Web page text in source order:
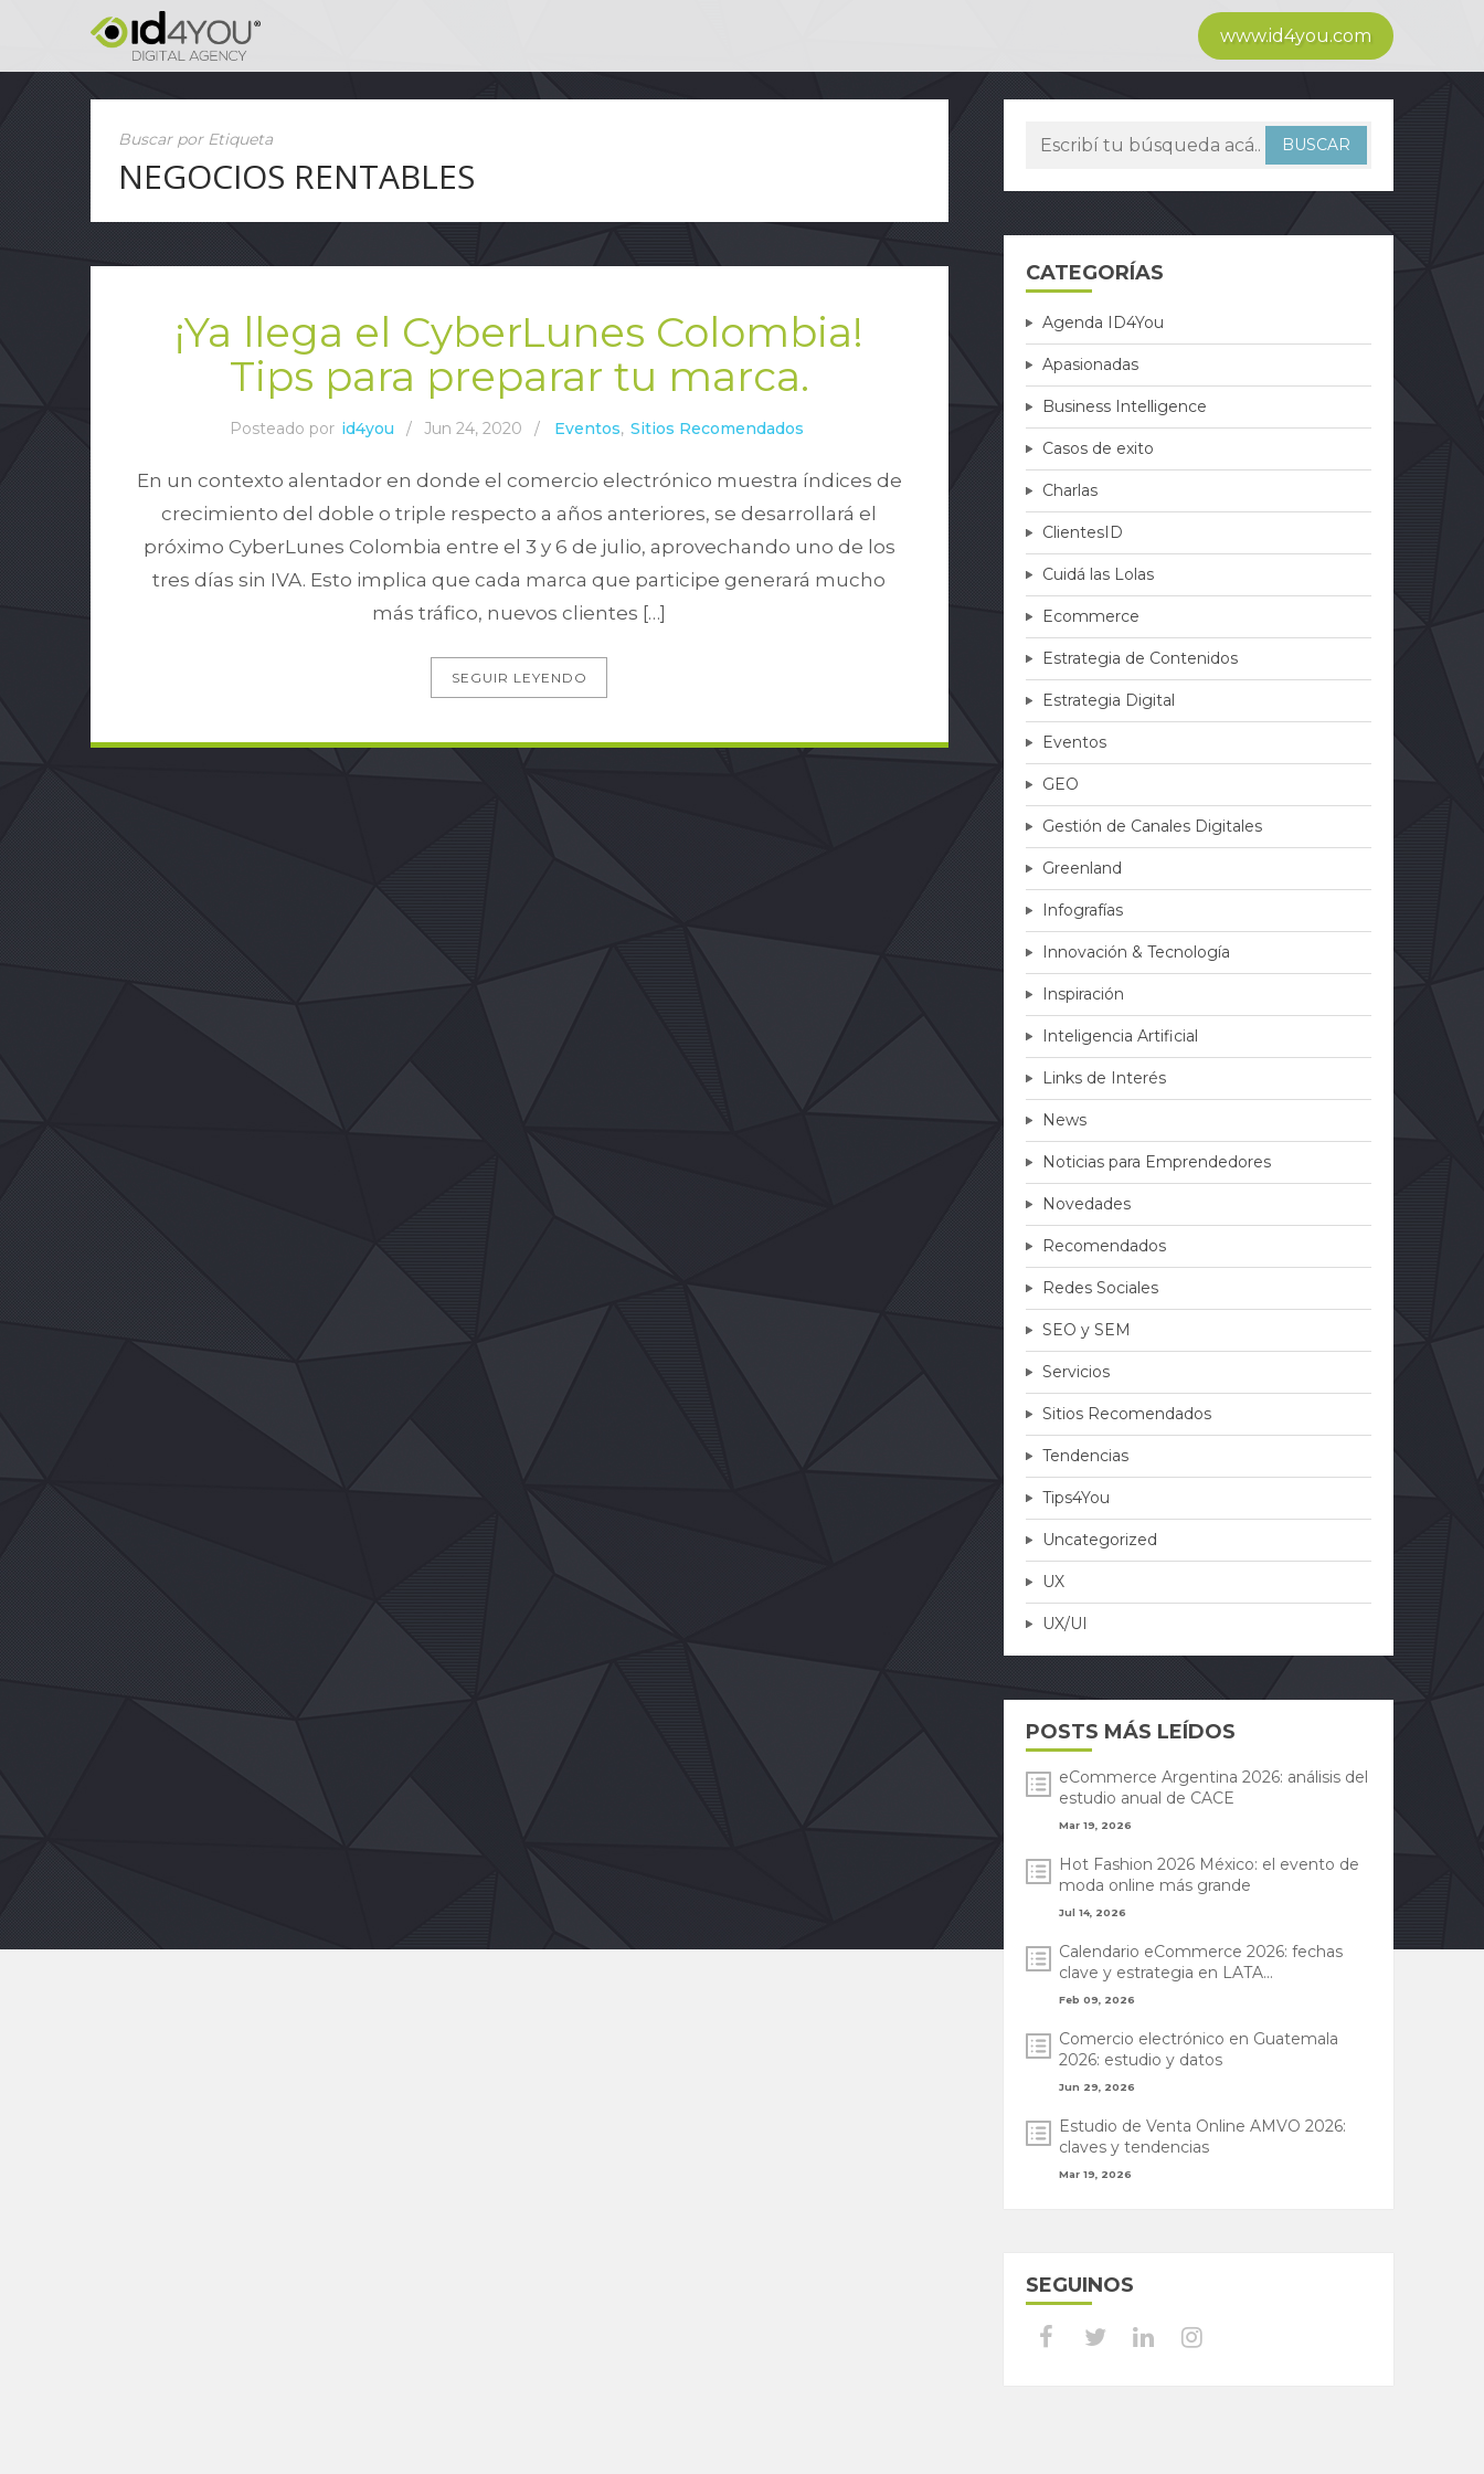
www.id4you.com
Buscar por Etiqueta
NEGOCIOS RENTABLES
¡Ya llega el CyberLunes Colombia!
Tips para preparar tu marca.
Posteado por id4you / Jun 24, 2020 / Eventos, Sitios Recomendados
En un contexto alentador en donde el comercio electrónico muestra índices de
crecimiento del doble o triple respecto a años anteriores, se desarrollará el
próximo CyberLunes Colombia entre el 3 y 6 de julio, aprovechando uno de los
tres días sin IVA. Esto implica que cada marca que participe generará mucho
más tráfico, nuevos clientes […]
SEGUIR LEYENDO
CATEGORÍAS
Agenda ID4You
Apasionadas
Business Intelligence
Casos de exito
Charlas
ClientesID
Cuidá las Lolas
Ecommerce
Estrategia de Contenidos
Estrategia Digital
Eventos
GEO
Gestión de Canales Digitales
Greenland
Infografías
Innovación & Tecnología
Inspiración
Inteligencia Artificial
Links de Interés
News
Noticias para Emprendedores
Novedades
Recomendados
Redes Sociales
SEO y SEM
Servicios
Sitios Recomendados
Tendencias
Tips4You
Uncategorized
UX
UX/UI
POSTS MÁS LEÍDOS
eCommerce Argentina 2026: análisis del
estudio anual de CACE
Mar 19, 2026
Hot Fashion 2026 México: el evento de
moda online más grande
Jul 14, 2026
Calendario eCommerce 2026: fechas
clave y estrategia en LATA...
Feb 09, 2026
Comercio electrónico en Guatemala
2026: estudio y datos
Jun 29, 2026
Estudio de Venta Online AMVO 2026:
claves y tendencias
Mar 19, 2026
SEGUINOS